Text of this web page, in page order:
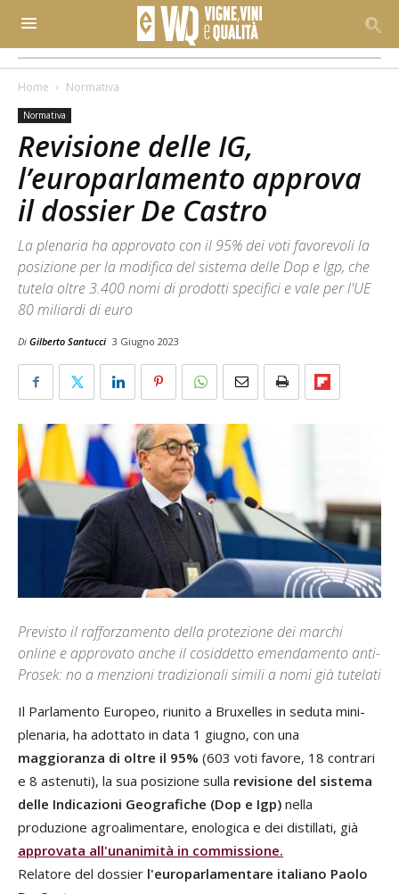
Home Normativa
Normativa
Revisione delle IG,
l’europarlamento approva
il dossier De Castro
La plenaria ha approvato con il 95% dei voti favorevoli la
posizione per la modifica del sistema delle Dop e Igp, che
tutela oltre 3.400 nomi di prodotti specifici e vale per l'UE
80 miliardi di euro
Di Gilberto Santucci 3 Giugno 2023
Previsto il rafforzamento della protezione dei marchi
online e approvato anche il cosiddetto emendamento anti-
Prosek: no a menzioni tradizionali simili a nomi già tutelati
Il Parlamento Europeo, riunito a Bruxelles in seduta mini-
plenaria, ha adottato in data 1 giugno, con una
maggioranza di oltre il 95% (603 voti favore, 18 contrari
e 8 astenuti), la sua posizione sulla revisione del sistema
delle Indicazioni Geografiche (Dop e Igp) nella
produzione agroalimentare, enologica e dei distillati, già
approvata all'unanimità in commissione.
Relatore del dossier l'europarlamentare italiano Paolo